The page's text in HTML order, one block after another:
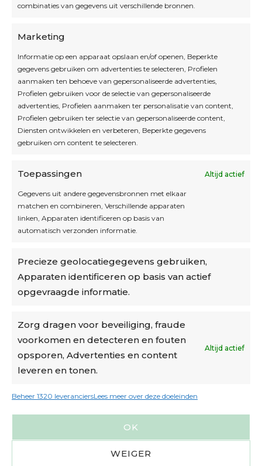
combinaties van gegevens uit verschillende bronnen.
Marketing
Informatie op een apparaat opslaan en/of openen, Beperkte
gegevens gebruiken om advertenties te selecteren, Profielen
aanmaken ten behoeve van gepersonaliseerde advertenties,
Profielen gebruiken voor de selectie van gepersonaliseerde
advertenties, Profielen aanmaken ter personalisatie van content,
Profielen gebruiken ter selectie van gepersonaliseerde content,
Diensten ontwikkelen en verbeteren, Beperkte gegevens
gebruiken om content te selecteren.
Toepassingen Altijd actief
Gegevens uit andere gegevensbronnen met elkaar
matchen en combineren, Verschillende apparaten
linken, Apparaten identificeren op basis van
automatisch verzonden informatie.
Precieze geolocatiegegevens gebruiken,
Apparaten identificeren op basis van actief
opgevraagde informatie.
Zorg dragen voor beveiliging, fraude
voorkomen en detecteren en fouten
opsporen, Advertenties en content
leveren en tonen.
Altijd actief
Beheer 1320 leveranciersLees meer over deze doeleinden
OK
WEIGER
Blijf op de hoogte
Interesse in leuke kadotips of toffe acties?
Laat dan hier je mailadres achter.
Algemene voorwaarden
Cookiebeleid
Accountinstellingen
Verzending
€6,50-€7,50 via Bpost